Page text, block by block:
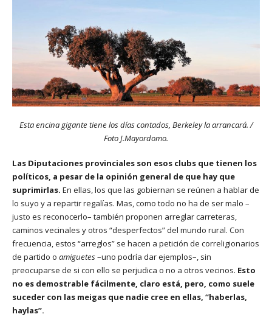
Esta encina gigante tiene los días contados, Berkeley la arrancará. /
Foto J.Mayordomo.
Las Diputaciones provinciales son esos clubs que tienen los
políticos, a pesar de la opinión general de que hay que
suprimirlas. En ellas, los que las gobiernan se reúnen a hablar de
lo suyo y a repartir regalías. Mas, como todo no ha de ser malo –
justo es reconocerlo– también proponen arreglar carreteras,
caminos vecinales y otros “desperfectos” del mundo rural. Con
frecuencia, estos “arreglos” se hacen a petición de correligionarios
de partido o amiguetes–uno podría dar ejemplos–, sin
preocuparse de si con ello se perjudica o no a otros vecinos. Esto
no es demostrable fácilmente, claro está, pero, como suele
suceder con las meigas que nadie cree en ellas, “haberlas,
haylas”.